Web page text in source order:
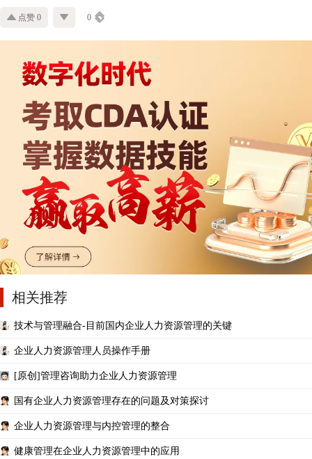
点赞 0 0
相关推荐
技术与管理融合-目前国内企业人力资源管理的关键
企业人力资源管理人员操作手册
[原创]管理咨询助力企业人力资源管理
国有企业人力资源管理存在的问题及对策探讨
企业人力资源管理与内控管理的整合
健康管理在企业人力资源管理中的应用